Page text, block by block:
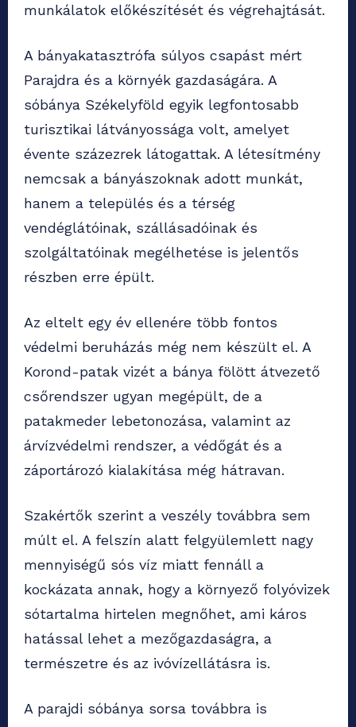
munkálatok előkészítését és végrehajtását.
A bányakatasztrófa súlyos csapást mért
Parajdra és a környék gazdaságára. A
sóbánya Székelyföld egyik legfontosabb
turisztikai látványossága volt, amelyet
évente százezrek látogattak. A létesítmény
nemcsak a bányászoknak adott munkát,
hanem a település és a térség
vendéglátóinak, szállásadóinak és
szolgáltatóinak megélhetése is jelentős
részben erre épült.
Az eltelt egy év ellenére több fontos
védelmi beruházás még nem készült el. A
Korond-patak vizét a bánya fölött átvezető
csőrendszer ugyan megépült, de a
patakmeder lebetonozása, valamint az
árvízvédelmi rendszer, a védőgát és a
záportározó kialakítása még hátravan.
Szakértők szerint a veszély továbbra sem
múlt el. A felszín alatt felgyülemlett nagy
mennyiségű sós víz miatt fennáll a
kockázata annak, hogy a környező folyóvizek
sótartalma hirtelen megnőhet, ami káros
hatással lehet a mezőgazdaságra, a
természetre és az ivóvízellátásra is.
A parajdi sóbánya sorsa továbbra is